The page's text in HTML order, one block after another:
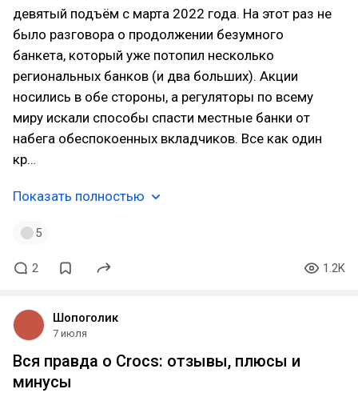
девятый подъём с марта 2022 года. На этот раз не
было разговора о продолжении безумного
банкета, который уже потопил несколько
региональных банков (и два больших). Акции
носились в обе стороны, а регуляторы по всему
миру искали способы спасти местные банки от
набега обеспокоенных вкладчиков. Все как один
кр…
Показать полностью
5
2 1.2K
Шопоголик
7 июля
Вся правда о Crocs: отзывы, плюсы и
минусы